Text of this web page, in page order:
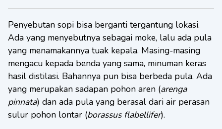
Penyebutan sopi bisa berganti tergantung lokasi.
Ada yang menyebutnya sebagai moke, lalu ada pula
yang menamakannya tuak kepala. Masing-masing
mengacu kepada benda yang sama, minuman keras
hasil distilasi. Bahannya pun bisa berbeda pula. Ada
yang merupakan sadapan pohon aren (arenga
pinnata) dan ada pula yang berasal dari air perasan
sulur pohon lontar (borassus flabellifer).